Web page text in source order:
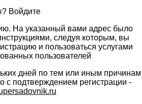
Войдите
На указанный вами адрес было
следуя которым, вы
и пользоваться услугами
пользователей
дней по тем или иным причинам
с подтверждением регистрации -